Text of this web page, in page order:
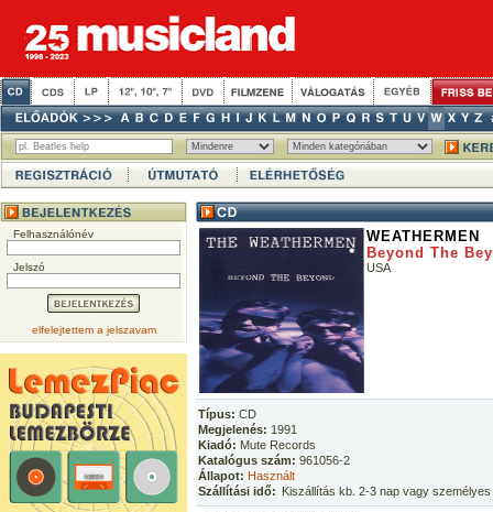
Felhasználónév
Jelszó
elfelejtettem a jelszavam
WEATHERMEN
Beyond The
USA
Típus: CD
Megjelenés: 1991
Kiadó: Mute Records
Katalógus szám: 961056-2
Állapot: Használt
Szállítási idő: Kiszállítás kb. 2-3 nap vagy